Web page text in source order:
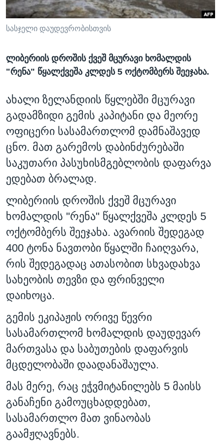
ᲡᲢᲣᲓᲘᲐ ᲕᲐᲨᲘᲜᲒᲢᲝᲜᲘ
ᲔᲙᲝᲜᲝᲛᲘᲙᲐ
ᲯᲐᲜᲛᲠᲗᲔᲚᲝᲑᲐ
ᲘᲜᲢᲔᲠᲕᲘᲣ
ᲒᲐᲚᲘᲚᲔᲝ
ᲓᲔᲖᲘᲜᲤᲝᲠᲛᲐᲪᲘᲐ
Learning English
სასჯელი დაუდევრობისთვის
ლიბერიის დროშის ქვეშ მცურავი ხომალდის
"რენა" წყალქვეშა კლდეს 5 ოქტომბერს შეეჯახა.
ახალი ზელანდიის წყლებში მცურავი
გადამზიდი გემის კაპიტანი და მეორე
ოფიცერი სასამართლომ დამნაშავედ
ცნო. მათ გარემოს დაბინძურებაში
საკუთარი პასუხისმგებლობის დაფარვა
ედებათ ბრალად.
ლიბერიის დროშის ქვეშ მცურავი
ხომალდის "რენა" წყალქვეშა კლდეს 5
ოქტომბერს შეეჯახა. ავარიის შედეგად
400 ტონა ნავთობი წყალში ჩაიღვარა,
რის შედეგადაც ათასობით სხვადახვა
სახეობის თევზი და ფრინველი
დაიხოცა.
გემის ეკიპაჟის ორივე წევრი
სასამართლომ ხომალდის დაუდევარ
მართვასა და საბუთების დაფარვის
მცდელობაში დაადანაშაულა.
მას მერე, რაც ეჭვმიტანილებს 5 მაისს
განაჩენი გამოუცხადდებათ,
სასამართლო მათ ვინაობას
გაამჟღავნებს.